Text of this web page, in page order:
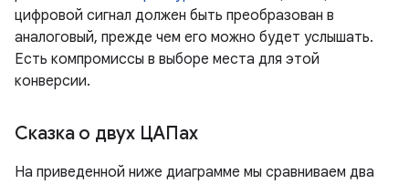
цифровой сигнал должен быть преобразован в
аналоговый, прежде чем его можно будет услышать.
Есть компромиссы в выборе места для этой
конверсии.
Сказка о двух ЦАПах
На приведенной ниже диаграмме мы сравниваем два